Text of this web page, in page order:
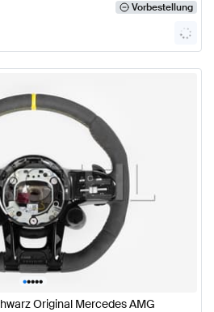
Vorbestellung
•••••
Original Mercedes AMG